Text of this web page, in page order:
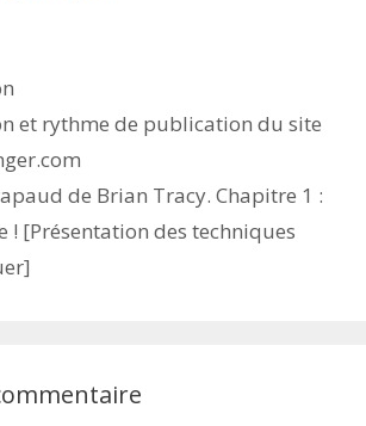
et rythme de publication du site
de Brian Tracy. Chapitre 1 :
! [Présentation des techniques